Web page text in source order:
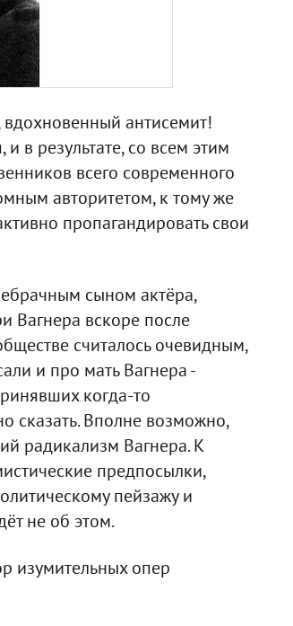
вдохновенный антисемит!
в результате, со всем этим
всего современного
авторитетом, к тому же
пропагандировать свои
сыном актёра,
Вагнера вскоре после
считалось очевидным,
и про мать Вагнера -
когда-то
сказать. Вполне возможно,
радикализм Вагнера. К
предпосылки,
пейзажу и
не об этом.
изумительных опер